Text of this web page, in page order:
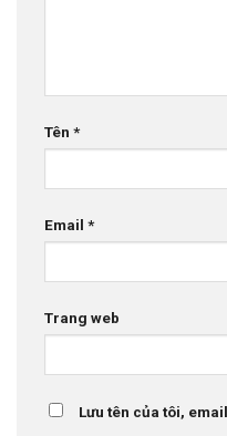
Tên *
Email *
Trang web
Lưu tên của tôi,